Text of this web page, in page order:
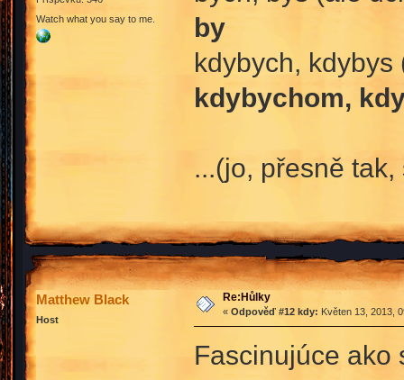
Watch what you say to me.
by
kdybych,
kdybychom,
...(jo, přesně
Matthew Black
Host
Re:Hůlky
« Odpověď #12 kdy: Květen 13, 2013,
Fascinujúce ako